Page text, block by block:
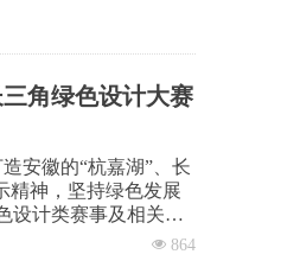
品的设计与研发，特
提供更安全、便
角绿色设计大赛
安徽的“杭嘉湖”、长
精神，坚持绿色发展
设计类赛事及相关系
念，特举办安徽省第
넶 864